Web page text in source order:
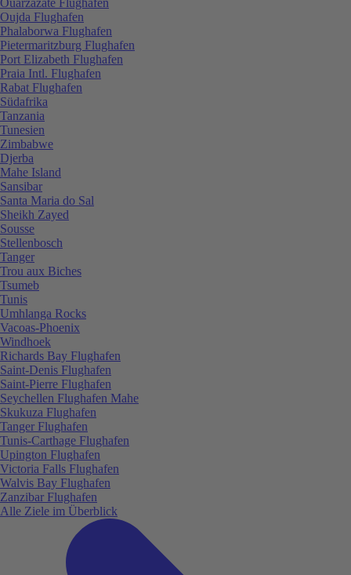
Oujda Flughafen
Phalaborwa Flughafen
Pietermaritzburg Flughafen
Port Elizabeth Flughafen
Praia Intl. Flughafen
Rabat Flughafen
Südafrika
Tanzania
Tunesien
Zimbabwe
Djerba
Mahe Island
Sansibar
Santa Maria do Sal
Sheikh Zayed
Sousse
Stellenbosch
Tanger
Trou aux Biches
Tsumeb
Tunis
Umhlanga Rocks
Vacoas-Phoenix
Windhoek
Richards Bay Flughafen
Saint-Denis Flughafen
Saint-Pierre Flughafen
Seychellen Flughafen Mahe
Skukuza Flughafen
Tanger Flughafen
Tunis-Carthage Flughafen
Upington Flughafen
Victoria Falls Flughafen
Walvis Bay Flughafen
Zanzibar Flughafen
Alle Ziele im Überblick